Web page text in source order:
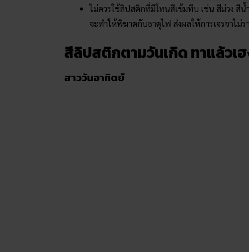
ไม่ควรใช้ลิปสติกที่มีโทนสีเข้มทึบ เช่น สีม่วง สีน้
จะทำให้พิฆาตกับธาตุไฟ ส่งผลให้การเจรจาไม่
สีลิปสติกตามวันเกิด ทาแล้วเ
สาววันอาทิตย์